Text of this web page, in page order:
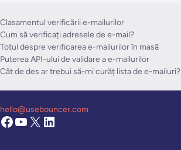
Clasamentul verificării e-mailurilor
Cum să verificați adresele de e-mail?
Totul despre verificarea e-mailurilor în masă
Puterea API-ului de validare a e-mailurilor
Cât de des ar trebui să-mi curăț lista de e-mailuri?
hello@usebouncer.com